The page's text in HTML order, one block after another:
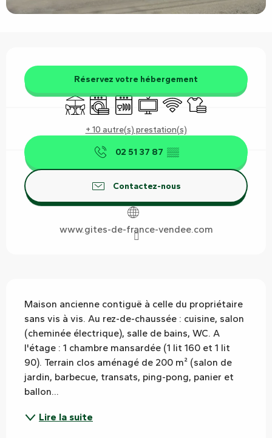
Réservez votre hébergement
TerrasseLave lingeLave vaisselle
Télévision
WiFi Draps et linge
+ 10 autre(s) prestation(s)
02 51 37 87 ▒▒
Contactez-nous
www.gites-de-france-vendee.com
Maison ancienne contiguë à celle du propriétaire
sans vis à vis. Au rez-de-chaussée : cuisine, salon
(cheminée électrique), salle de bains, WC. A
l'étage : 1 chambre mansardée (1 lit 160 et 1 lit
90). Terrain clos aménagé de 200 m² (salon de
jardin, barbecue, transats, ping-pong, panier et
ballon...
Lire la suite